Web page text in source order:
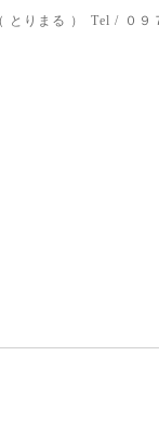
りまる ） Tel / ０９